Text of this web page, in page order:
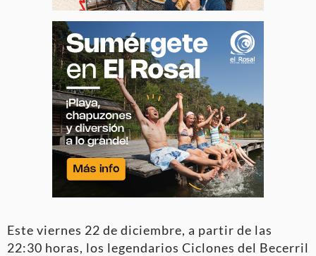
Este viernes 22 de diciembre, a partir de las
22:30 horas, los legendarios Ciclones del Becerril